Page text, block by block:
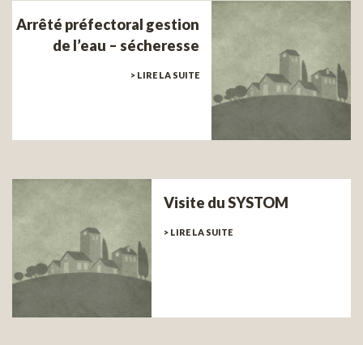
Arrêté préfectoral gestion
de l’eau – sécheresse
> LIRE LA SUITE
Visite du SYSTOM
> LIRE LA SUITE